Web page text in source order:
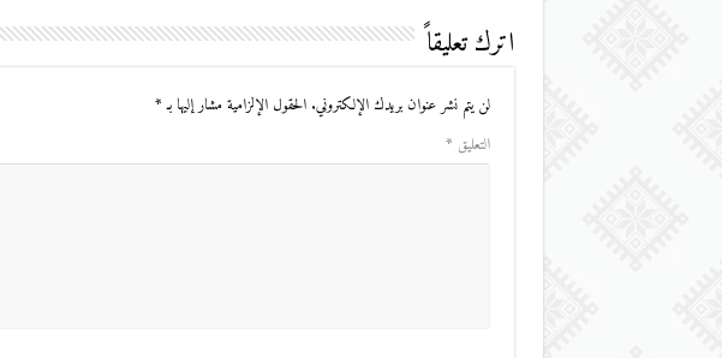
اترك تعليقاً
لن يتم نشر عنوان بريدك الإلكتروني. الحقول الإلزامية مشار إليها بـ*
التعليق *